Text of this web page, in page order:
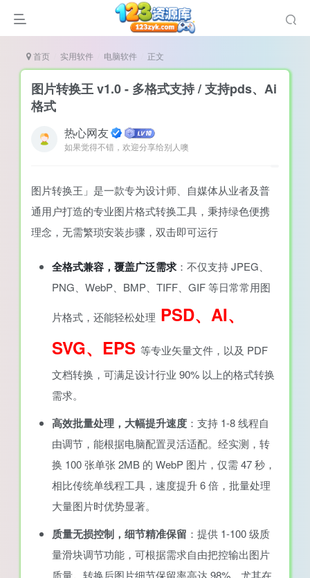
首页 实用软件 电脑软件 正文
图片转换王 v1.0 - 多格式支持 / 支持pds、Ai
格式
热心网友
如果觉得不错，欢迎分享给别人噢
图片转换王」是一款专为设计师、自媒体从业者及普
通用户打造的专业图片格式转换工具，秉持绿色便携
理念，无需繁琐安装步骤，双击即可运行
全格式兼容，覆盖广泛需求 ：不仅支持 JPEG、
PNG、WebP、BMP、TIFF、GIF 等日常常用图
片格式，还能轻松处理 PSD、AI、
SVG、EPS 等专业矢量文件，以及 PDF
文档转换，可满足设计行业 90% 以上的格式转换
需求。
高效批量处理，大幅提升速度 ：支持 1-8 线程自
由调节，能根据电脑配置灵活适配。经实测，转
换 100 张单张 2MB 的 WebP 图片，仅需 47 秒，
相比传统单线程工具，速度提升 6 倍，批量处理
大量图片时优势显著。
质量无损控制，细节精准保留 ：提供 1-100 级质
量滑块调节功能，可根据需求自由把控输出图片
质量。转换后图片细节保留率高达 98%，尤其在